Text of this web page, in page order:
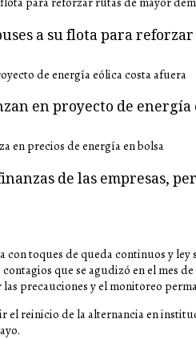
a su flota para
en proyecto de energía
de las empresas,
toques de queda continuos y ley
que se agudizó en el mes de
precauciones y el monitoreo
el reinicio de la alternancia en